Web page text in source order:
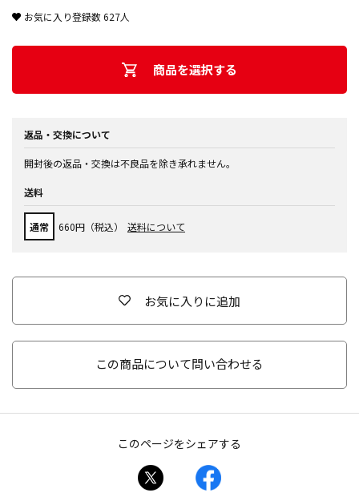
お気に入り登録数627人
商品を選択する
返品・交換について
開封後の返品・交換は不良品を除き承れません。
送料
通常 660円（税込） 送料について
お気に入りに追加
この商品について問い合わせる
このページをシェアする